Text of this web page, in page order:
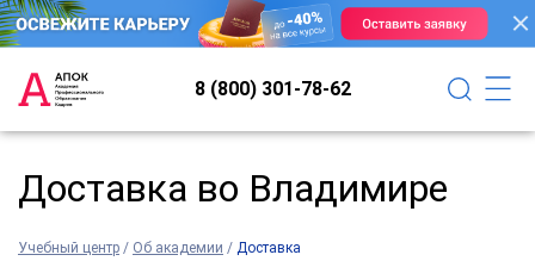
8 (800) 301-78-62
Доставка во Владимире
Учебный центр / Об академии / Доставка